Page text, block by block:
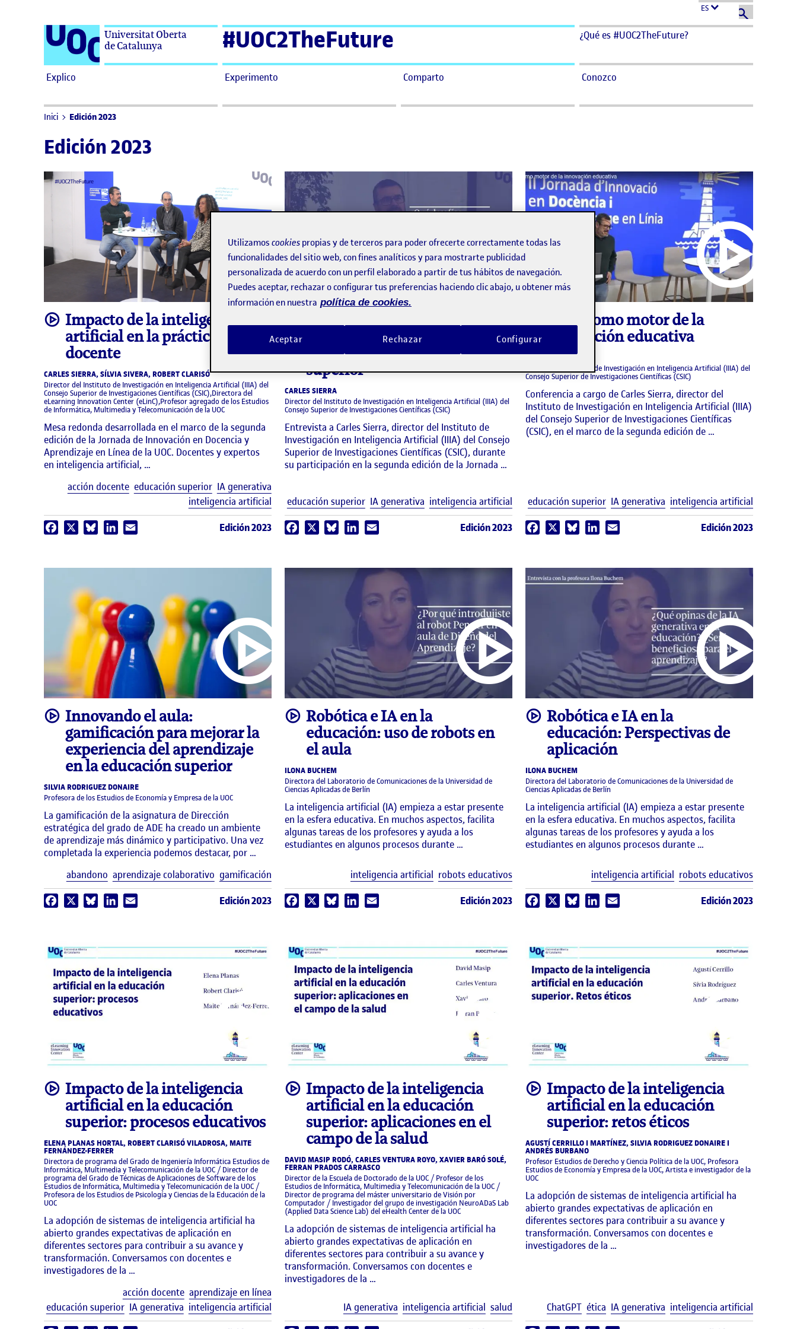
ES
Universitat Oberta
de Catalunya
#UOC2TheFuture ¿Qué es #UOC2TheFuture?
Explico Experimento Comparto Conozco
Inici Edición 2023
Edición 2023
videoImpacto de la inteligencia
artificial en la práctica
docente
CARLES SIERRA, SÍLVIA SIVERA, ROBERT CLARISÓ
Director del Instituto de Investigación en Inteligencia Artificial (IIIA) del
Consejo Superior de Investigaciones Científicas (CSIC),Directora del
eLearning Innovation Center (eLinC),Profesor agregado de los Estudios
de Informática, Multimedia y Telecomunicación de la UOC
Mesa redonda desarrollada en el marco de la segunda
edición de la Jornada de Innovación en Docencia y
Aprendizaje en Línea de la UOC. Docentes y expertos
en inteligencia artificial, …
Etiquetas
acción docente educación superior IA generativa
inteligencia artificial
Facebook BlueskyLinkedIn Edición 2023
la inteligencia artificial en el
contexto de la educación
superior
CARLES SIERRA
Director del Instituto de Investigación en Inteligencia Artificial (IIIA) del
Consejo Superior de Investigaciones Científicas (CSIC)
Entrevista a Carles Sierra, director del Instituto de
Investigación en Inteligencia Artificial (IIIA) del Consejo
Superior de Investigaciones Científicas (CSIC), durante
su participación en la segunda edición de la Jornada …
Etiquetas
educación superior IA generativa inteligencia artificial
Facebook Bluesky LinkedIn Edición 2023
La IA como motor de la
innovación educativa
CARLES SIERRA
Director del Instituto de Investigación en Inteligencia Artificial (IIIA) del
Consejo Superior de Investigaciones Científicas (CSIC)
Conferencia a cargo de Carles Sierra, director del
Instituto de Investigación en Inteligencia Artificial (IIIA)
del Consejo Superior de Investigaciones Científicas
(CSIC), en el marco de la segunda edición de …
educación superior IA generativa inteligencia artificial
Facebook Bluesky LinkedIn Edición 2023
videoInnovando el aula:
gamificación para mejorar la
experiencia del aprendizaje
en la educación superior
SILVIA RODRIGUEZ DONAIRE
Profesora de los Estudios de Economía y Empresa de la UOC
La gamificación de la asignatura de Dirección
estratégica del grado de ADE ha creado un ambiente
de aprendizaje más dinámico y participativo. Una vez
completada la experiencia podemos destacar, por …
Etiquetas
abandono aprendizaje colaborativo gamificación
Facebook BlueskyLinkedIn Edición 2023
videoRobótica e IA en la
educación: uso de robots en
el aula
ILONA BUCHEM
Directora del Laboratorio de Comunicaciones de la Universidad de
Ciencias Aplicadas de Berlín
La inteligencia artificial (IA) empieza a estar presente
en la esfera educativa. En muchos aspectos, facilita
algunas tareas de los profesores y ayuda a los
estudiantes en algunos procesos durante …
Etiquetas
inteligencia artificial robots educativos
Facebook Bluesky LinkedIn Edición 2023
videoRobótica e IA en la
educación: Perspectivas de
aplicación
ILONA BUCHEM
Directora del Laboratorio de Comunicaciones de la Universidad de
Ciencias Aplicadas de Berlín
La inteligencia artificial (IA) empieza a estar presente
en la esfera educativa. En muchos aspectos, facilita
algunas tareas de los profesores y ayuda a los
estudiantes en algunos procesos durante …
Etiquetas
inteligencia artificial robots educativos
Facebook Bluesky LinkedIn Edición 2023
videoImpacto de la inteligencia
artificial en la educación
superior: procesos educativos
ELENA PLANAS HORTAL, ROBERT CLARISÓ VILADROSA, MAITE
FERNÁNDEZ-FERRER
Directora de programa del Grado de Ingeniería Informática Estudios de
Informática, Multimedia y Telecomunicación de la UOC / Director de
programa del Grado de Técnicas de Aplicaciones de Software de los
Estudios de Informática, Multimedia y Telecomunicación de la UOC /
Profesora de los Estudios de Psicología y Ciencias de la Educación de la
UOC
La adopción de sistemas de inteligencia artificial ha
abierto grandes expectativas de aplicación en
diferentes sectores para contribuir a su avance y
transformación. Conversamos con docentes e
investigadores de la …
Etiquetas
acción docente aprendizaje en línea
educación superior IA generativa inteligencia artificial
videoImpacto de la inteligencia
artificial en la educación
superior: aplicaciones en el
campo de la salud
DAVID MASIP RODÓ, CARLES VENTURA ROYO, XAVIER BARÓ SOLÉ,
FERRAN PRADOS CARRASCO
Director de la Escuela de Doctorado de la UOC / Profesor de los
Estudios de Informática, Multimedia y Telecomunicación de la UOC /
Director de programa del máster universitario de Visión por
Computador / Investigador del grupo de investigación NeuroADaS Lab
(Applied Data Science Lab) del eHealth Center de la UOC
La adopción de sistemas de inteligencia artificial ha
abierto grandes expectativas de aplicación en
diferentes sectores para contribuir a su avance y
transformación. Conversamos con docentes e
investigadores de la …
Etiquetas
IA generativa inteligencia artificial salud
videoImpacto de la inteligencia
artificial en la educación
superior: retos éticos
AGUSTÍ CERRILLO I MARTÍNEZ, SILVIA RODRIGUEZ DONAIRE I
ANDRÉS BURBANO
Profesor Estudios de Derecho y Ciencia Política de la UOC, Profesora
Estudios de Economía y Empresa de la UOC, Artista e investigador de la
UOC
La adopción de sistemas de inteligencia artificial ha
abierto grandes expectativas de aplicación en
diferentes sectores para contribuir a su avance y
transformación. Conversamos con docentes e
investigadores de la …
ChatGPT ética IA generativa inteligencia artificial
Utilizamos cookies propias y de terceros para poder ofrecerte correctamente todas las
funcionalidades del sitio web, con fines analíticos y para mostrarte publicidad
personalizada de acuerdo con un perfil elaborado a partir de tus hábitos de navegación.
Puedes aceptar, rechazar o configurar tus preferencias haciendo clic abajo, u obtener más
información en nuestra política de cookies.
Rechazar
Aceptar Configurar